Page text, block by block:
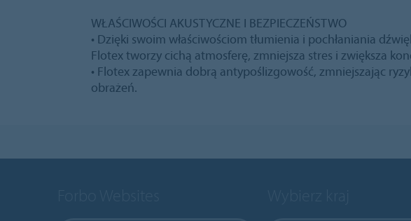
WŁAŚCIWOŚCI AKUSTYCZNE I BEZPIECZEŃSTWO
• Dzięki swoim właściwościom tłumienia i pochłaniania
Flotex tworzy cichą atmosferę, zmniejsza stres i zwiększa
• Flotex zapewnia dobrą antypoślizgowość, zmniejszając
obrażeń.